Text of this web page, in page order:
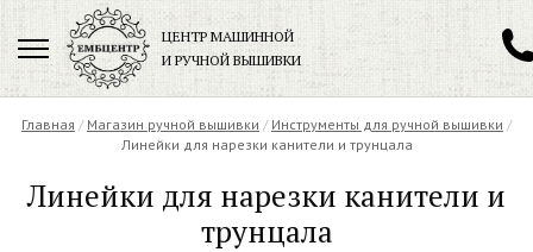
ЦЕНТР МАШИННОЙ
И РУЧНОЙ ВЫШИВКИ
+7 (901)199-77-09
Главная / Магазин ручной вышивки / Инструменты для ручной вышивки /
Линейки для нарезки канители и трунцала
Линейки для нарезки канители и
трунцала